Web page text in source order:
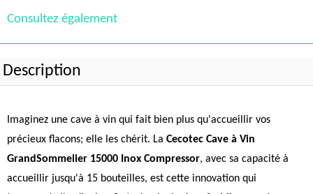
Consultez également
Description
Imaginez une cave à vin qui fait bien plus qu'accueillir vos
précieux flacons; elle les chérit. La Cecotec Cave à Vin
GrandSommelier 15000 Inox Compressor, avec sa capacité à
accueillir jusqu'à 15 bouteilles, est cette innovation qui